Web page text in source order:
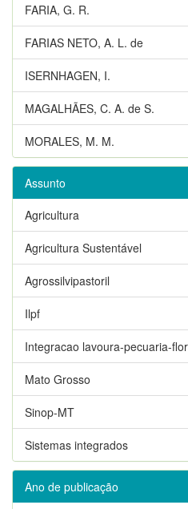
FARIA, G. R.
FARIAS NETO, A. L. de
ISERNHAGEN, I.
MAGALHÃES, C. A. de S.
MORALES, M. M.
Assunto
Agricultura
Agricultura Sustentável
Agrossilvipastoril
Ilpf
Integracao lavoura-pecuaria-
Mato Grosso
Sinop-MT
Sistemas integrados
Ano de publicação